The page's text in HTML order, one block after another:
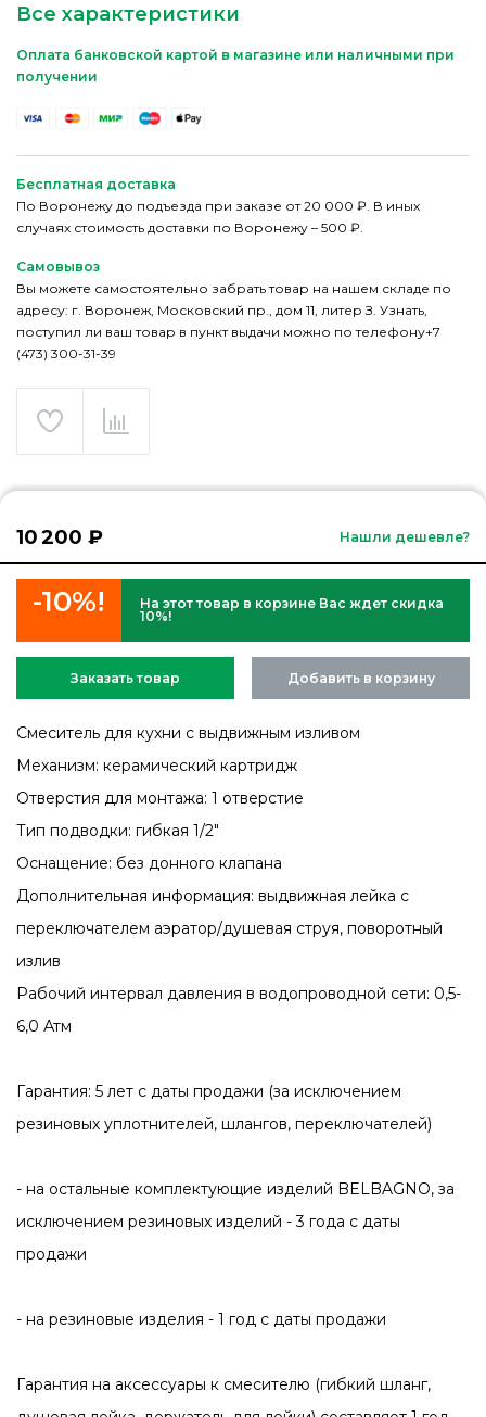
Все характеристики
Оплата банковской картой в магазине или наличными при
получении
Бесплатная доставка
По Воронежу до подъезда при заказе от 20 000 ₽. В иных
случаях стоимость доставки по Воронежу – 500 ₽.
Самовывоз
Вы можете самостоятельно забрать товар на нашем складе по
адресу: г. Воронеж, Московский пр., дом 11, литер З. Узнать,
поступил ли ваш товар в пункт выдачи можно по телефону+7
(473) 300-31-39
10 200 ₽ Нашли дешевле?
-10%!
На этот товар в корзине Вас ждет скидка
10%!
Заказать товар Добавить в корзину
Смеситель для кухни с выдвижным изливом
Механизм: керамический картридж
Отверстия для монтажа: 1 отверстие
Тип подводки: гибкая 1/2"
Оснащение: без донного клапана
Дополнительная информация: выдвижная лейка с
переключателем аэратор/душевая струя, поворотный
излив
Рабочий интервал давления в водопроводной сети: 0,5-
6,0 Атм
Гарантия: 5 лет с даты продажи (за исключением
резиновых уплотнителей, шлангов, переключателей)
- на остальные комплектующие изделий BELBAGNO, за
исключением резиновых изделий - 3 года с даты
продажи
- на резиновые изделия - 1 год с даты продажи
Гарантия на аксессуары к смесителю (гибкий шланг,